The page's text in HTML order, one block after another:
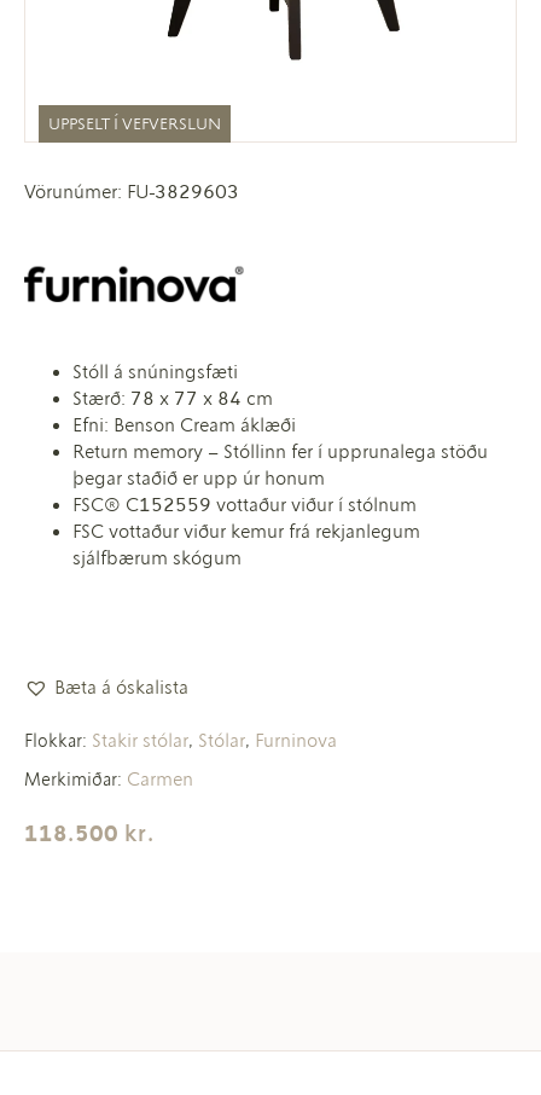
UPPSELT Í VEFVERSLUN
Vörunúmer: FU-3829603
Stóll á snúningsfæti
Stærð: 78 x 77 x 84 cm
Efni: Benson Cream áklæði
Return memory – Stóllinn fer í upprunalega stöðu
þegar staðið er upp úr honum
FSC®️ C152559 vottaður viður í stólnum
FSC vottaður viður kemur frá rekjanlegum
sjálfbærum skógum
Bæta á óskalista
Flokkar: Stakir stólar, Stólar, Furninova
Merkimiðar: Carmen
118.500 kr.